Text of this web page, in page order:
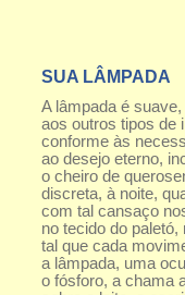
SUA LÂMPADA
A lâmpada é
aos outros tipos de
conforme às
ao desejo eterno,
o cheiro de
discreta, à noite,
com tal cansaço
no tecido do
tal que cada
a lâmpada, uma
o fósforo, a chama